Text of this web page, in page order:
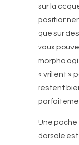
sur la
que sur
vous
« vrillent »
restent
Une poche
dorsale est